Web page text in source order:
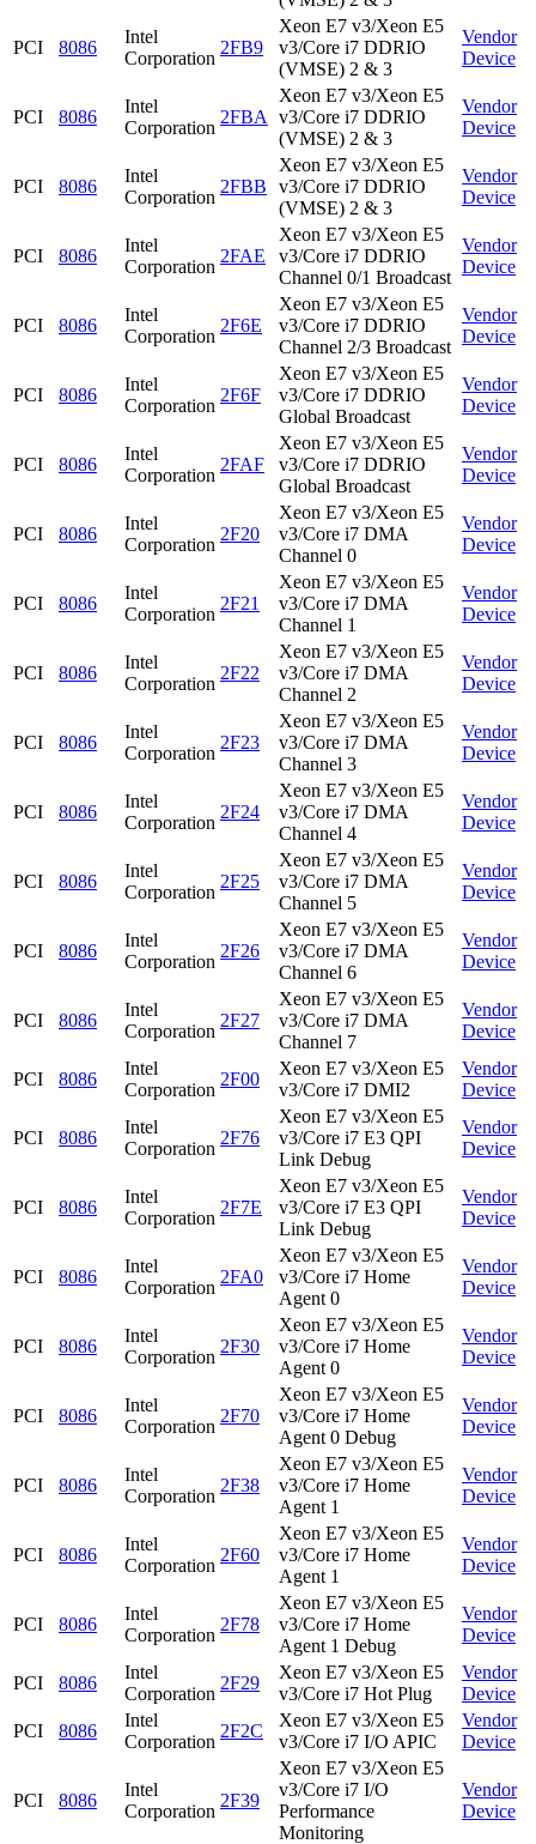
PCI 8086
Intel
Corporation
2FB9
Xeon E7 v3/Xeon E5
v3/Core i7 DDRIO
(VMSE) 2 & 3
Vendor
Device
PCI 8086
Intel
Corporation
2FBA
Xeon E7 v3/Xeon E5
v3/Core i7 DDRIO
(VMSE) 2 & 3
Vendor
Device
PCI 8086
Intel
Corporation
2FBB
Xeon E7 v3/Xeon E5
v3/Core i7 DDRIO
(VMSE) 2 & 3
Vendor
Device
PCI 8086
Intel
Corporation
2FAE
Xeon E7 v3/Xeon E5
v3/Core i7 DDRIO
Channel 0/1 Broadcast
Vendor
Device
PCI 8086
Intel
Corporation
2F6E
Xeon E7 v3/Xeon E5
v3/Core i7 DDRIO
Channel 2/3 Broadcast
Vendor
Device
PCI 8086
Intel
Corporation
2F6F
Xeon E7 v3/Xeon E5
v3/Core i7 DDRIO
Global Broadcast
Vendor
Device
PCI 8086
Intel
Corporation
2FAF
Xeon E7 v3/Xeon E5
v3/Core i7 DDRIO
Global Broadcast
Vendor
Device
PCI 8086
Intel
Corporation
2F20
Xeon E7 v3/Xeon E5
v3/Core i7 DMA
Channel 0
Vendor
Device
PCI 8086
Intel
Corporation
2F21
Xeon E7 v3/Xeon E5
v3/Core i7 DMA
Channel 1
Vendor
Device
PCI 8086
Intel
Corporation
2F22
Xeon E7 v3/Xeon E5
v3/Core i7 DMA
Channel 2
Vendor
Device
PCI 8086
Intel
Corporation
2F23
Xeon E7 v3/Xeon E5
v3/Core i7 DMA
Channel 3
Vendor
Device
PCI 8086
Intel
Corporation
2F24
Xeon E7 v3/Xeon E5
v3/Core i7 DMA
Channel 4
Vendor
Device
PCI 8086
Intel
Corporation
2F25
Xeon E7 v3/Xeon E5
v3/Core i7 DMA
Channel 5
Vendor
Device
PCI 8086
Intel
Corporation
2F26
Xeon E7 v3/Xeon E5
v3/Core i7 DMA
Channel 6
Vendor
Device
PCI 8086
Intel
Corporation
2F27
Xeon E7 v3/Xeon E5
v3/Core i7 DMA
Channel 7
Vendor
Device
PCI 8086
Intel
Corporation
2F00
Xeon E7 v3/Xeon E5
v3/Core i7 DMI2
Vendor
Device
PCI 8086
Intel
Corporation
2F76
Xeon E7 v3/Xeon E5
v3/Core i7 E3 QPI
Link Debug
Vendor
Device
PCI 8086
Intel
Corporation
2F7E
Xeon E7 v3/Xeon E5
v3/Core i7 E3 QPI
Link Debug
Vendor
Device
PCI 8086
Intel
Corporation
2FA0
Xeon E7 v3/Xeon E5
v3/Core i7 Home
Agent 0
Vendor
Device
PCI 8086
Intel
Corporation
2F30
Xeon E7 v3/Xeon E5
v3/Core i7 Home
Agent 0
Vendor
Device
PCI 8086
Intel
Corporation
2F70
Xeon E7 v3/Xeon E5
v3/Core i7 Home
Agent 0 Debug
Vendor
Device
PCI 8086
Intel
Corporation
2F38
Xeon E7 v3/Xeon E5
v3/Core i7 Home
Agent 1
Vendor
Device
PCI 8086
Intel
Corporation
2F60
Xeon E7 v3/Xeon E5
v3/Core i7 Home
Agent 1
Vendor
Device
PCI 8086
Intel
Corporation
2F78
Xeon E7 v3/Xeon E5
v3/Core i7 Home
Agent 1 Debug
Vendor
Device
PCI 8086
Intel
Corporation
2F29
Xeon E7 v3/Xeon E5
v3/Core i7 Hot Plug
Vendor
Device
PCI
8086
Intel
Corporation
2F2C
Xeon E7 v3/Xeon E5
v3/Core i7 I/O APIC
Vendor
Device
PCI 8086
Intel
Corporation
2F39
Xeon E7 v3/Xeon E5
v3/Core i7 I/O
Performance
Monitoring
Vendor
Device